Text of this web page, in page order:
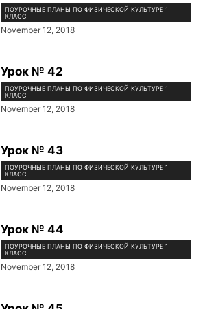
ПОУРОЧНЫЕ ПЛАНЫ ПО ФИЗИЧЕСКОЙ КУЛЬТУРЕ 1
КЛАСС
November 12, 2018
Урок № 42
ПОУРОЧНЫЕ ПЛАНЫ ПО ФИЗИЧЕСКОЙ КУЛЬТУРЕ 1
КЛАСС
November 12, 2018
Урок № 43
ПОУРОЧНЫЕ ПЛАНЫ ПО ФИЗИЧЕСКОЙ КУЛЬТУРЕ 1
КЛАСС
November 12, 2018
Урок № 44
ПОУРОЧНЫЕ ПЛАНЫ ПО ФИЗИЧЕСКОЙ КУЛЬТУРЕ 1
КЛАСС
November 12, 2018